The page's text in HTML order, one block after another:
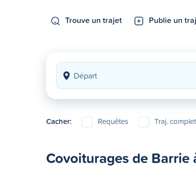
Trouve un trajet Publie un
Cacher: Requêtes Traj.
Covoiturages de Barrie